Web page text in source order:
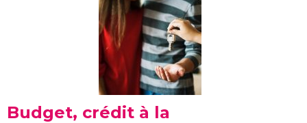
Budget, crédit à la